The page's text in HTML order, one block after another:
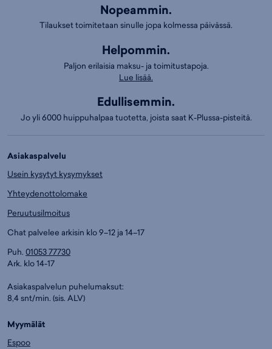
Nopeammin.
Tilaukset toimitetaan sinulle jopa kolmessa päivässä.
Helpommin.
Paljon erilaisia maksu- ja toimitustapoja.
Lue lisää.
Edullisemmin.
Jo yli 6000 huippuhalpaa tuotetta, joista saat K-Plussa-pisteitä.
Asiakaspalvelu
Usein kysytyt kysymykset
Yhteydenottolomake
Peruutusilmoitus
Chat palvelee arkisin klo 9–12 ja 14–17
Puh. 01053 77730
Ark. klo 14-17
Asiakaspalvelun puhelumaksut:
8,4 snt/min. (sis. ALV)
Myymälät
Espoo